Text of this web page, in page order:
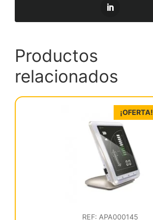
Productos
relacionados
¡OFERTA!
REF: APA000145